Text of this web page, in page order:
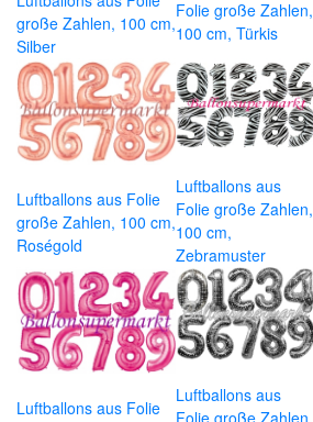
große Zahlen, 100 cm,
Silber
Folie große Zahlen,
100 cm, Türkis
Luftballons aus Folie
große Zahlen, 100 cm,
Roségold
Luftballons aus
Folie große Zahlen,
100 cm,
Zebramuster
Luftballons aus Folie
Luftballons aus